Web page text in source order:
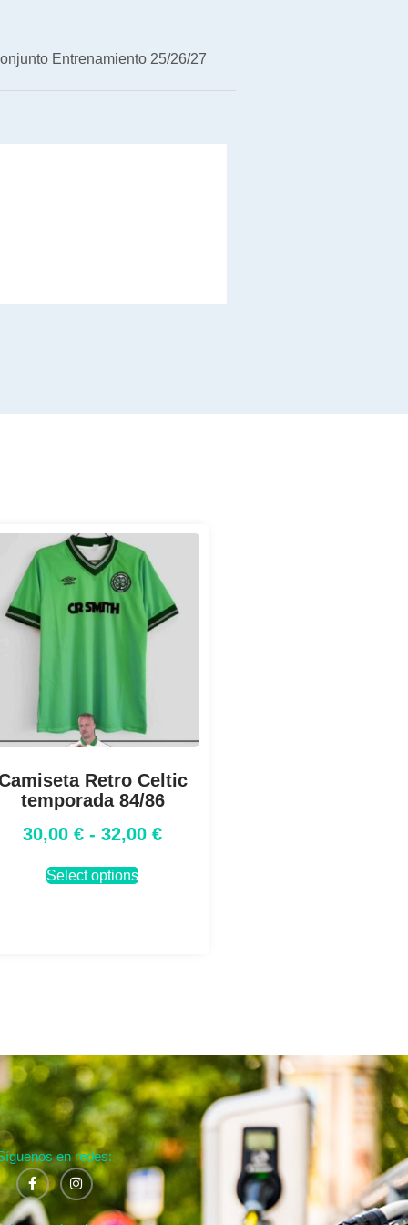
Entrenamiento 25/26/27
Retro Celtic
temporada 84/86
30,00 € - 32,00 €
Select options
en redes: